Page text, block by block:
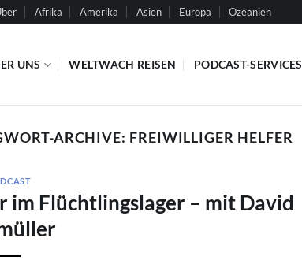
Afrika Amerika Asien Europa Ozeanien
UNS WELTWACH REISEN PODCAST-SERVICES
ARCHIVE: FREIWILLIGER HELFER
Flüchtlingslager – mit David